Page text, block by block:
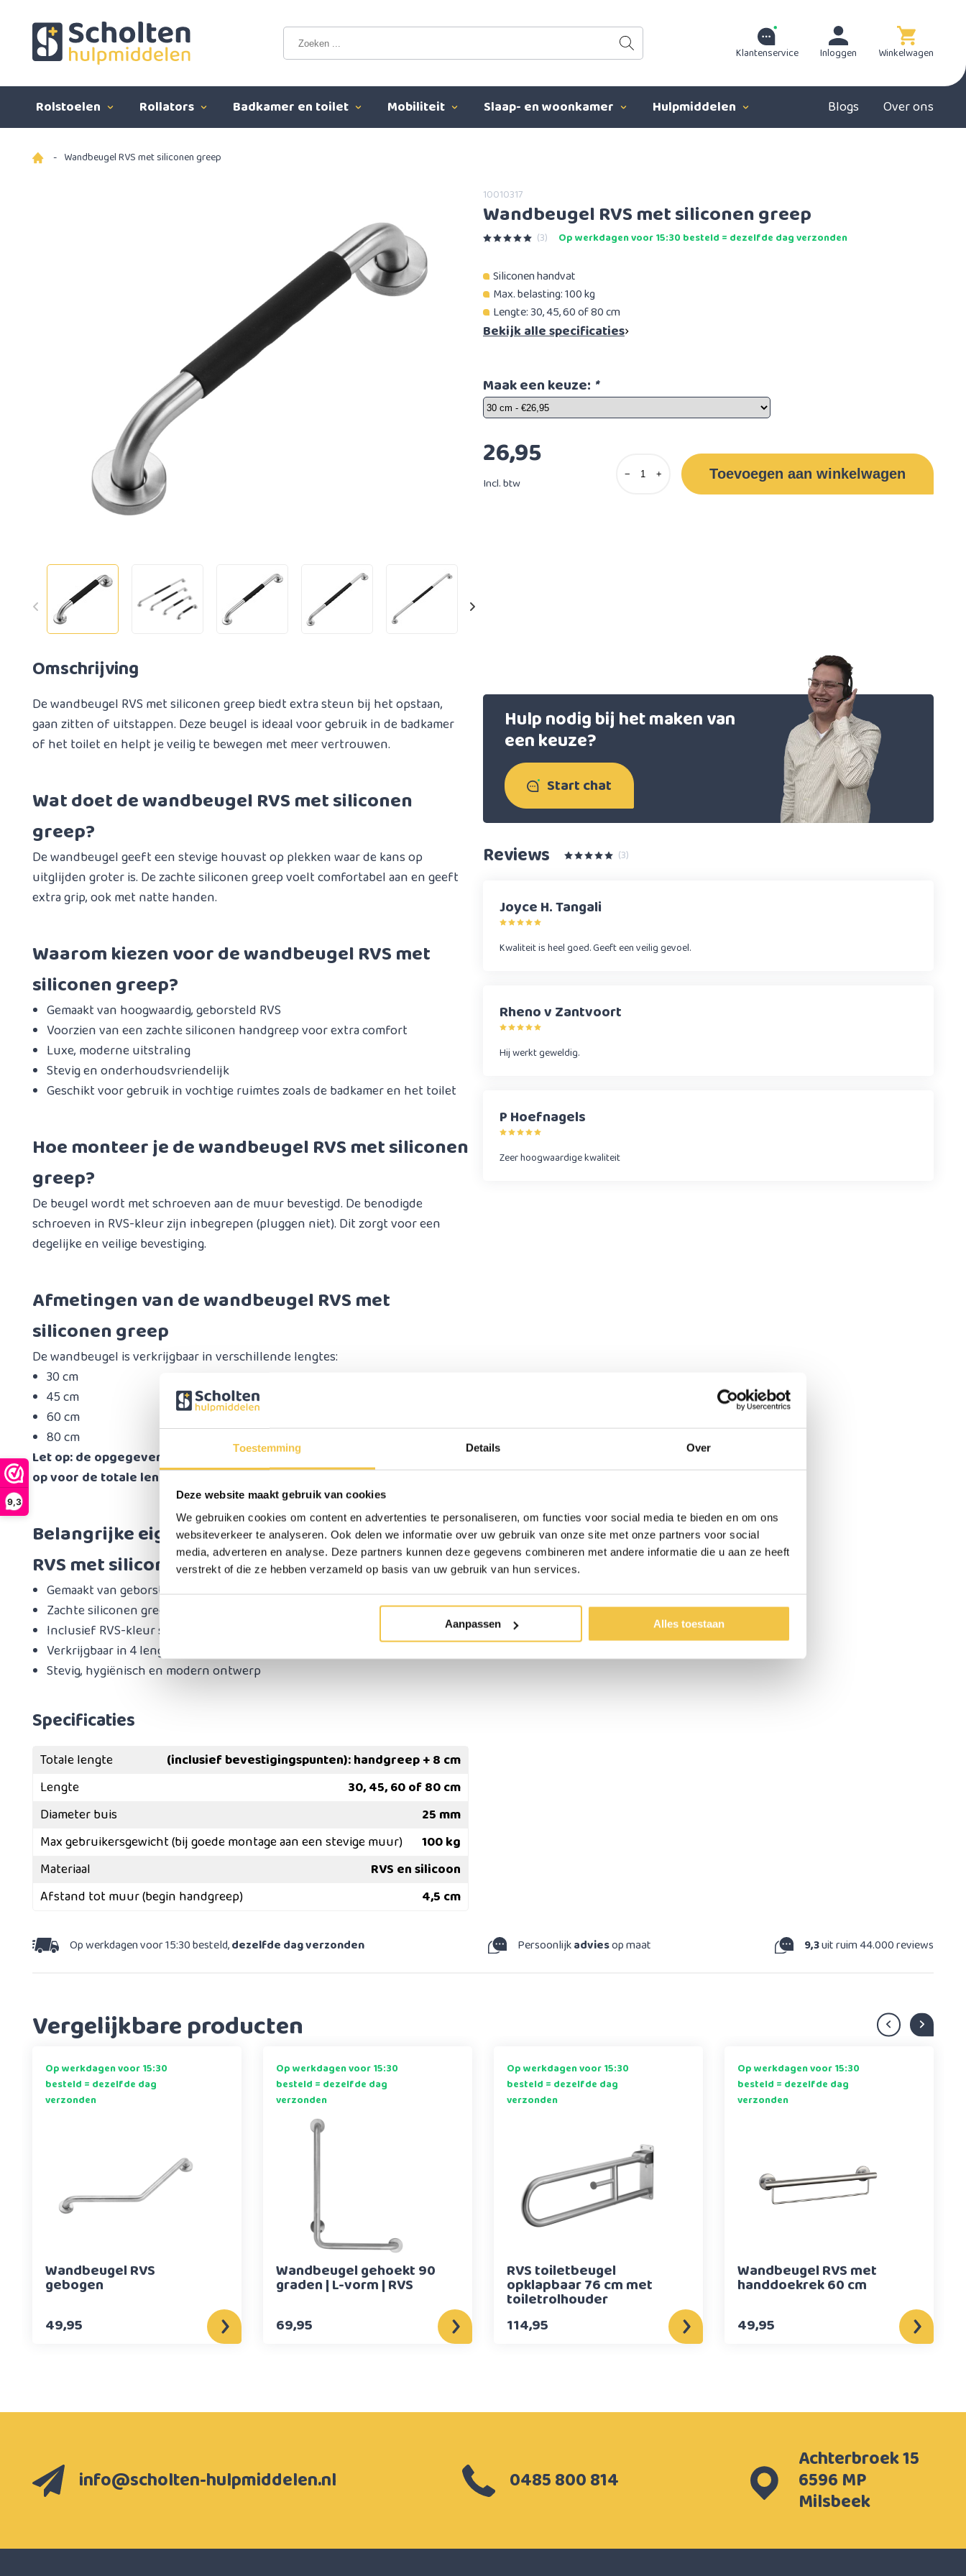
Toestemming Details Over
Deze website maakt gebruik van cookies
We gebruiken cookies om content en advertenties te personaliseren, om functies voor social media te bieden en om ons
websiteverkeer te analyseren. Ook delen we informatie over uw gebruik van onze site met onze partners voor social
media, adverteren en analyse. Deze partners kunnen deze gegevens combineren met andere informatie die u aan ze heeft
verstrekt of die ze hebben verzameld op basis van uw gebruik van hun services.
Aanpassen Alles toestaan
9,3
Klantenservice Inloggen Winkelwagen
Rolstoelen Rollators Badkamer en toilet Mobiliteit Slaap- en woonkamer Hulpmiddelen Blogs Over ons
- Wandbeugel RVS met siliconen greep
10010317
Wandbeugel RVS met siliconen greep
(3) Op werkdagen voor 15:30 besteld = dezelfde dag verzonden
Siliconen handvat
Max. belasting: 100 kg
Lengte: 30, 45, 60 of 80 cm
Bekijk alle specificaties
Maak een keuze: *
26,95
Incl. btw
− + Toevoegen aan winkelwagen
Omschrijving
De wandbeugel RVS met siliconen greep biedt extra steun bij het opstaan,
gaan zitten of uitstappen. Deze beugel is ideaal voor gebruik in de badkamer
of het toilet en helpt je veilig te bewegen met meer vertrouwen.
Wat doet de wandbeugel RVS met siliconen
greep?
De wandbeugel geeft een stevige houvast op plekken waar de kans op
uitglijden groter is. De zachte siliconen greep voelt comfortabel aan en geeft
extra grip, ook met natte handen.
Waarom kiezen voor de wandbeugel RVS met
siliconen greep?
Gemaakt van hoogwaardig, geborsteld RVS
Voorzien van een zachte siliconen handgreep voor extra comfort
Luxe, moderne uitstraling
Stevig en onderhoudsvriendelijk
Geschikt voor gebruik in vochtige ruimtes zoals de badkamer en het toilet
Hoe monteer je de wandbeugel RVS met siliconen
greep?
De beugel wordt met schroeven aan de muur bevestigd. De benodigde
schroeven in RVS-kleur zijn inbegrepen (pluggen niet). Dit zorgt voor een
degelijke en veilige bevestiging.
Afmetingen van de wandbeugel RVS met
siliconen greep
De wandbeugel is verkrijgbaar in verschillende lengtes:
30 cm
45 cm
60 cm
80 cm
Let op: de opgegeven maten zijn de lengte van de handgreep. Tel 8 cm
op voor de totale lengte inclusief bevestigingspunten.
Belangrijke eigenschappen van de wandbeugel
RVS met siliconen greep
Gemaakt van geborsteld RVS
Zachte siliconen greep voor comfortabele ondersteuning
Inclusief RVS-kleur schroeven (zonder pluggen)
Verkrijgbaar in 4 lengtes
Stevig, hygiënisch en modern ontwerp
Specificaties
Totale lengte
(inclusief bevestigingspunten): handgreep + 8 cm
Lengte
30, 45, 60 of 80 cm
Diameter buis
25 mm
Max gebruikersgewicht (bij goede montage aan een stevige muur)
100 kg
Materiaal
RVS en silicoon
Afstand tot muur (begin handgreep)
4,5 cm
Hulp nodig bij het maken van
een keuze?
Start chat
Reviews (3)
Joyce H. Tangali
Kwaliteit is heel goed. Geeft een veilig gevoel.
Rheno v Zantvoort
Hij werkt geweldig.
P Hoefnagels
Zeer hoogwaardige kwaliteit
Op werkdagen voor 15:30 besteld,dezelfde dag verzonden Persoonlijkadviesop maat 9,3uit ruim 44.000 reviews
Vergelijkbare producten
Op werkdagen voor 15:30
besteld = dezelfde dag
verzonden
Wandbeugel RVS
gebogen
49,95
Op werkdagen voor 15:30
besteld = dezelfde dag
verzonden
Wandbeugel gehoekt 90
graden | L-vorm | RVS
69,95
Op werkdagen voor 15:30
besteld = dezelfde dag
verzonden
RVS toiletbeugel
opklapbaar 76 cm met
toiletrolhouder
114,95
Op werkdagen voor 15:30
besteld = dezelfde dag
verzonden
Wandbeugel RVS met
handdoekrek 60 cm
49,95
info@scholten-hulpmiddelen.nl 0485 800 814
Achterbroek 15
6596 MP
Milsbeek